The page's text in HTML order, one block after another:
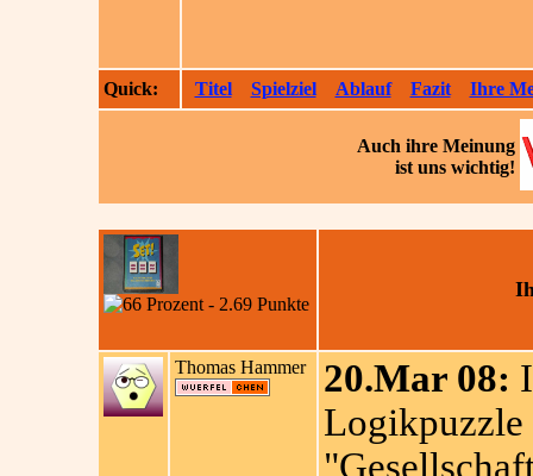
Quick: Titel Spielziel Ablauf Fazit Ihre
Auch ihre Meinung
ist uns wichtig!
Thomas Hammer 20.Mar 08:
Logikpuzzle